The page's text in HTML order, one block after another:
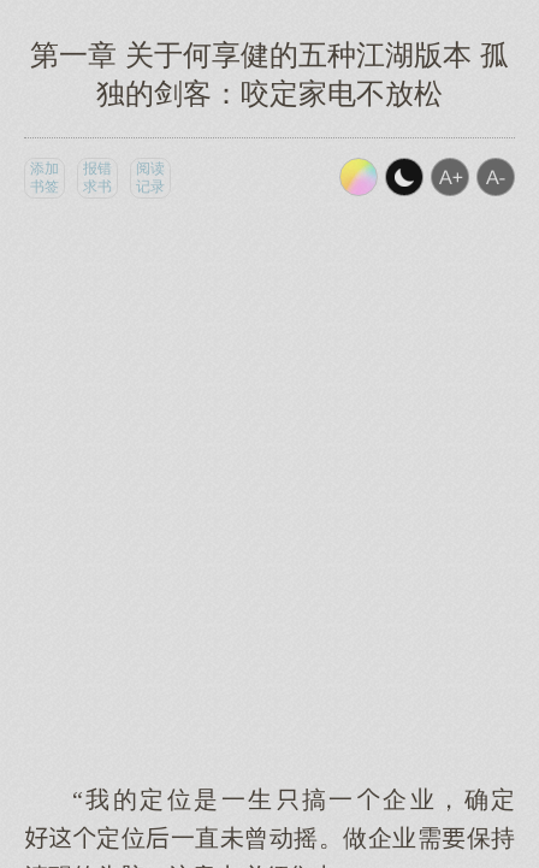
第一章 关于何享健的五种江湖版本 孤
独的剑客：咬定家电不放松
添加
书签
报错
求书
阅读
记录
“我的定位是一生搞一企业，确定
定位一直未曾动摇。做企业需保持